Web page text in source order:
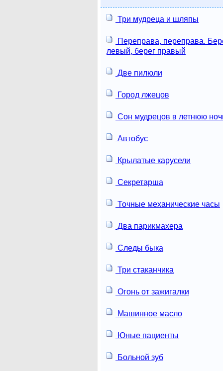
Три мудреца и шляпы
Переправа, переправа.
левый, берег правый
Две пилюли
Город лжецов
Сон мудрецов в летнюю
Автобус
Крылатые карусели
Секретарша
Точные механические часы
Два парикмахера
Следы быка
Три стаканчика
Огонь от зажигалки
Машинное масло
Юные пациенты
Больной зуб